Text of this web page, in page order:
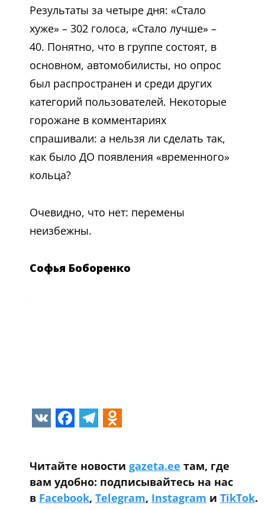
Результаты за четыре дня: «Стало
хуже» – 302 голоса, «Стало лучше» –
40. Понятно, что в группе состоят, в
основном, автомобилисты, но опрос
был распространен и среди других
категорий пользователей. Некоторые
горожане в комментариях
спрашивали: а нельзя ли сделать так,
как было ДО появления «временного»
кольца?
Очевидно, что нет: перемены
неизбежны.
Софья Боборенко
VK Facebook
Telegram
Читайте новости gazeta.ee там, где
вам удобно: подписывайтесь на нас
в Facebook, Telegram, Instagram и TikTok.